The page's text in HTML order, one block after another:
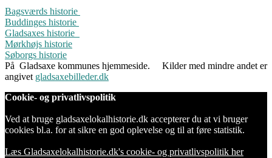
Bagsværds historie
Buddinges historie
Gladsaxes historie
Mørkhøjs historie
Søborgs historie
På Gladsaxe kommunes hjemmeside. Kilder med mindre andet er
angivet gladsaxebilleder.dk
Cookie- og privatlivspolitik
Ved at bruge gladsaxelokalhistorie.dk accepterer du at vi bruger
cookies bl.a. for at sikre en god oplevelse og til at føre statistik.
Læs Gladsaxelokalhistorie.dk's cookie- og privatlivspolitik her